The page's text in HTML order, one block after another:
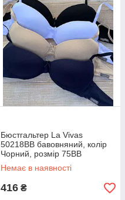
Бюстгальтер La Vivas
50218ВВ бавовняний, колір
Чорний, розмір 75BB
Немає в наявності
416 ₴